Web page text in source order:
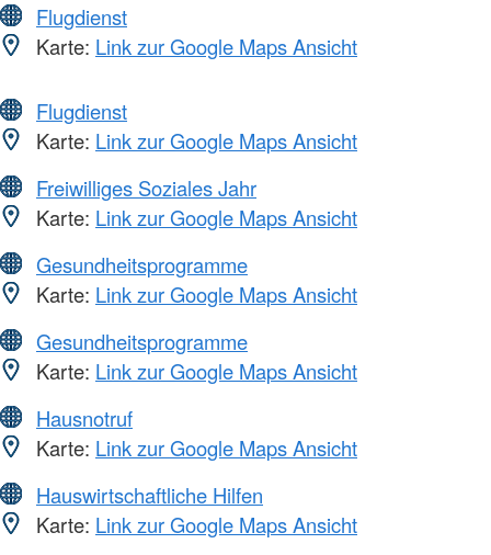
Flugdienst
Karte: Link zur Google Maps Ansicht
Flugdienst
Karte: Link zur Google Maps Ansicht
Freiwilliges Soziales Jahr
Karte: Link zur Google Maps Ansicht
Gesundheitsprogramme
Karte: Link zur Google Maps Ansicht
Gesundheitsprogramme
Karte: Link zur Google Maps Ansicht
Hausnotruf
Karte: Link zur Google Maps Ansicht
Hauswirtschaftliche Hilfen
Karte: Link zur Google Maps Ansicht